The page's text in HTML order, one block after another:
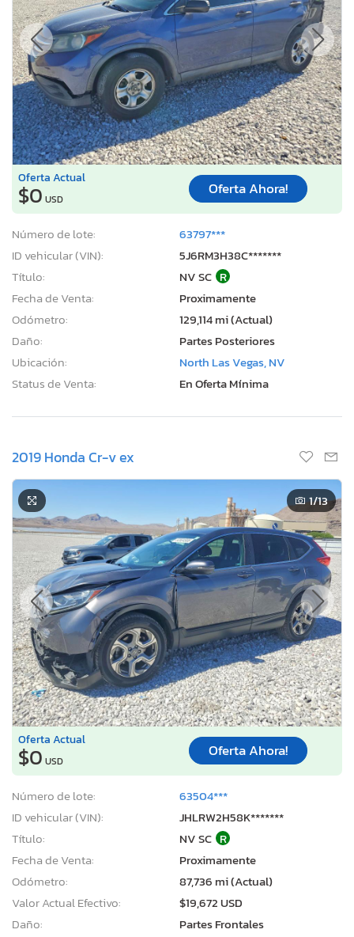
Oferta Actual
$0 USD
Oferta Ahora!
Número de lote:
63797***
ID vehicular (VIN):
5J6RM3H38C*******
Título:
NV SC R
Fecha de Venta:
Proximamente
Odómetro:
129,114 mi (Actual)
Daño:
Partes Posteriores
Ubicación:
North Las Vegas, NV
Status de Venta:
En Oferta Mínima
2019 Honda Cr-v ex
1/13
Oferta Actual
$0 USD
Oferta Ahora!
Número de lote:
63504***
ID vehicular (VIN):
JHLRW2H58K*******
Título:
NV SC R
Fecha de Venta:
Proximamente
Odómetro:
87,736 mi (Actual)
Valor Actual Efectivo:
$19,672 USD
Daño:
Partes Frontales